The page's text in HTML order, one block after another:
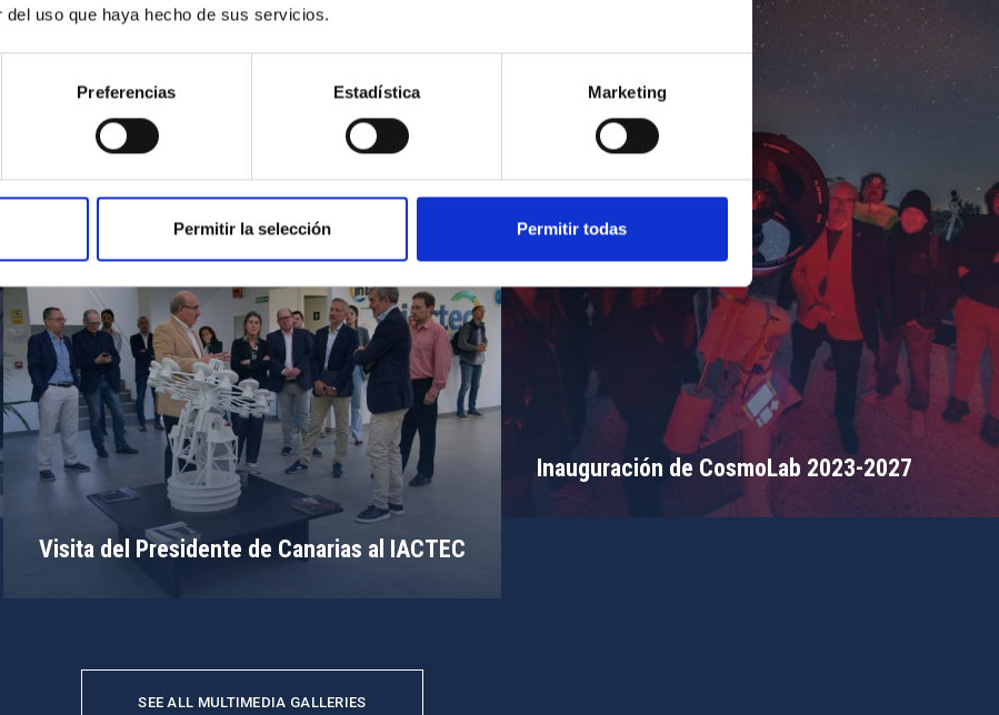
del uso que haya hecho de sus servicios.
Preferencias Estadística Marketing
Permitir la selección Permitir todas
MIT Field Camp 2024
Inauguración de CosmoLab 2023-2027
Visita del Presidente de Canarias al IACTEC
SEE ALL MULTIMEDIA GALLERIES